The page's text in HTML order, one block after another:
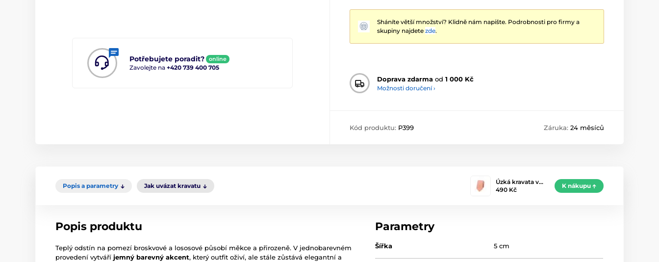
Potřebujete poradit? online
Zavolejte na +420 739 400 705
Sháníte větší množství? Klidně nám napište. Podrobnosti pro firmy a
skupiny najdete zde.
Doprava zdarma od 1 000 Kč
Možnosti doručení ›
Kód produktu: P399 Záruka: 24 měsíců
Popis a parametry Jak uvázat kravatu
Úzká kravata v…
490 Kč
K nákupu
Popis produktu
Teplý odstín na pomezí broskvové a lososové působí měkce a přirozeně. V jednobarevném
provedení vytváří jemný barevný akcent, který outfit oživí, ale stále zůstává elegantní a
Parametry
Šířka 5 cm